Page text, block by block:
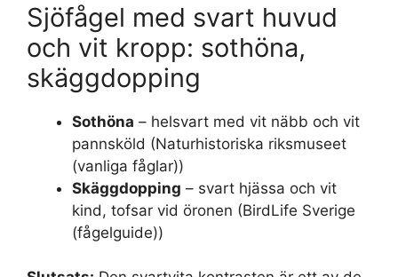
Sjöfågel med svart huvud
och vit kropp: sothöna,
skäggdopping
Sothöna – helsvart med vit näbb och vit
pannsköld (Naturhistoriska riksmuseet
(vanliga fåglar))
Skäggdopping – svart hjässa och vit
kind, tofsar vid öronen (BirdLife Sverige
(fågelguide))